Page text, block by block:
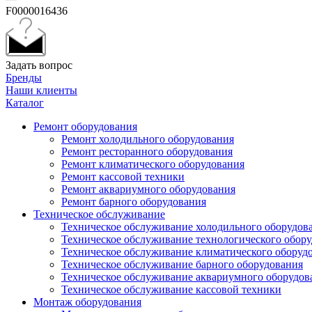
F0000016436
Задать вопрос
Бренды
Наши клиенты
Каталог
Ремонт оборудования
Ремонт холодильного оборудования
Ремонт ресторанного оборудования
Ремонт климатического оборудования
Ремонт кассовой техники
Ремонт аквариумного оборудования
Ремонт барного оборудования
Техническое обслуживание
Техническое обслуживание холодильного
Техническое обслуживание технологического
Техническое обслуживание климатического
Техническое обслуживание барного оборудования
Техническое обслуживание аквариумного
Техническое обслуживание кассовой техники
Монтаж оборудования